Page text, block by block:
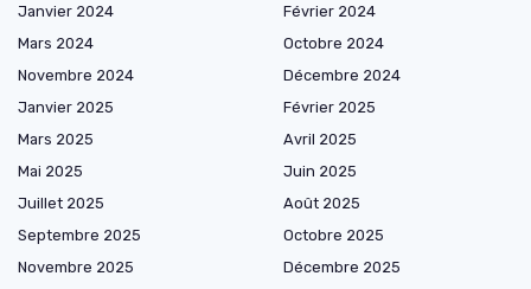
Janvier 2024
Février 2024
Mars 2024
Octobre 2024
Novembre 2024
Décembre 2024
Janvier 2025
Février 2025
Mars 2025
Avril 2025
Mai 2025
Juin 2025
Juillet 2025
Août 2025
Septembre 2025
Octobre 2025
Novembre 2025
Décembre 2025